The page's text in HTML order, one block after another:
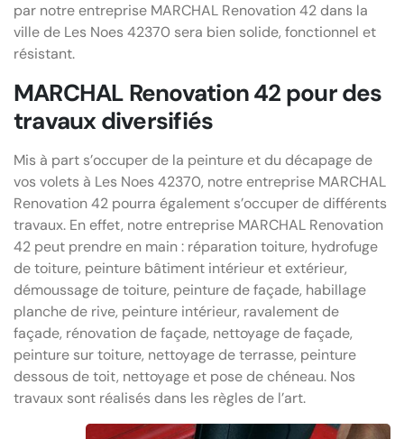
par notre entreprise MARCHAL Renovation 42 dans la
ville de Les Noes 42370 sera bien solide, fonctionnel et
résistant.
MARCHAL Renovation 42 pour des
travaux diversifiés
Mis à part s’occuper de la peinture et du décapage de
vos volets à Les Noes 42370, notre entreprise MARCHAL
Renovation 42 pourra également s’occuper de différents
travaux. En effet, notre entreprise MARCHAL Renovation
42 peut prendre en main : réparation toiture, hydrofuge
de toiture, peinture bâtiment intérieur et extérieur,
démoussage de toiture, peinture de façade, habillage
planche de rive, peinture intérieur, ravalement de
façade, rénovation de façade, nettoyage de façade,
peinture sur toiture, nettoyage de terrasse, peinture
dessous de toit, nettoyage et pose de chéneau. Nos
travaux sont réalisés dans les règles de l’art.